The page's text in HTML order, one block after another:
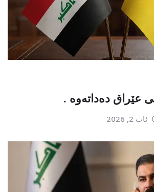
عێراق دەداتەوە .
ئاب 2, 2026